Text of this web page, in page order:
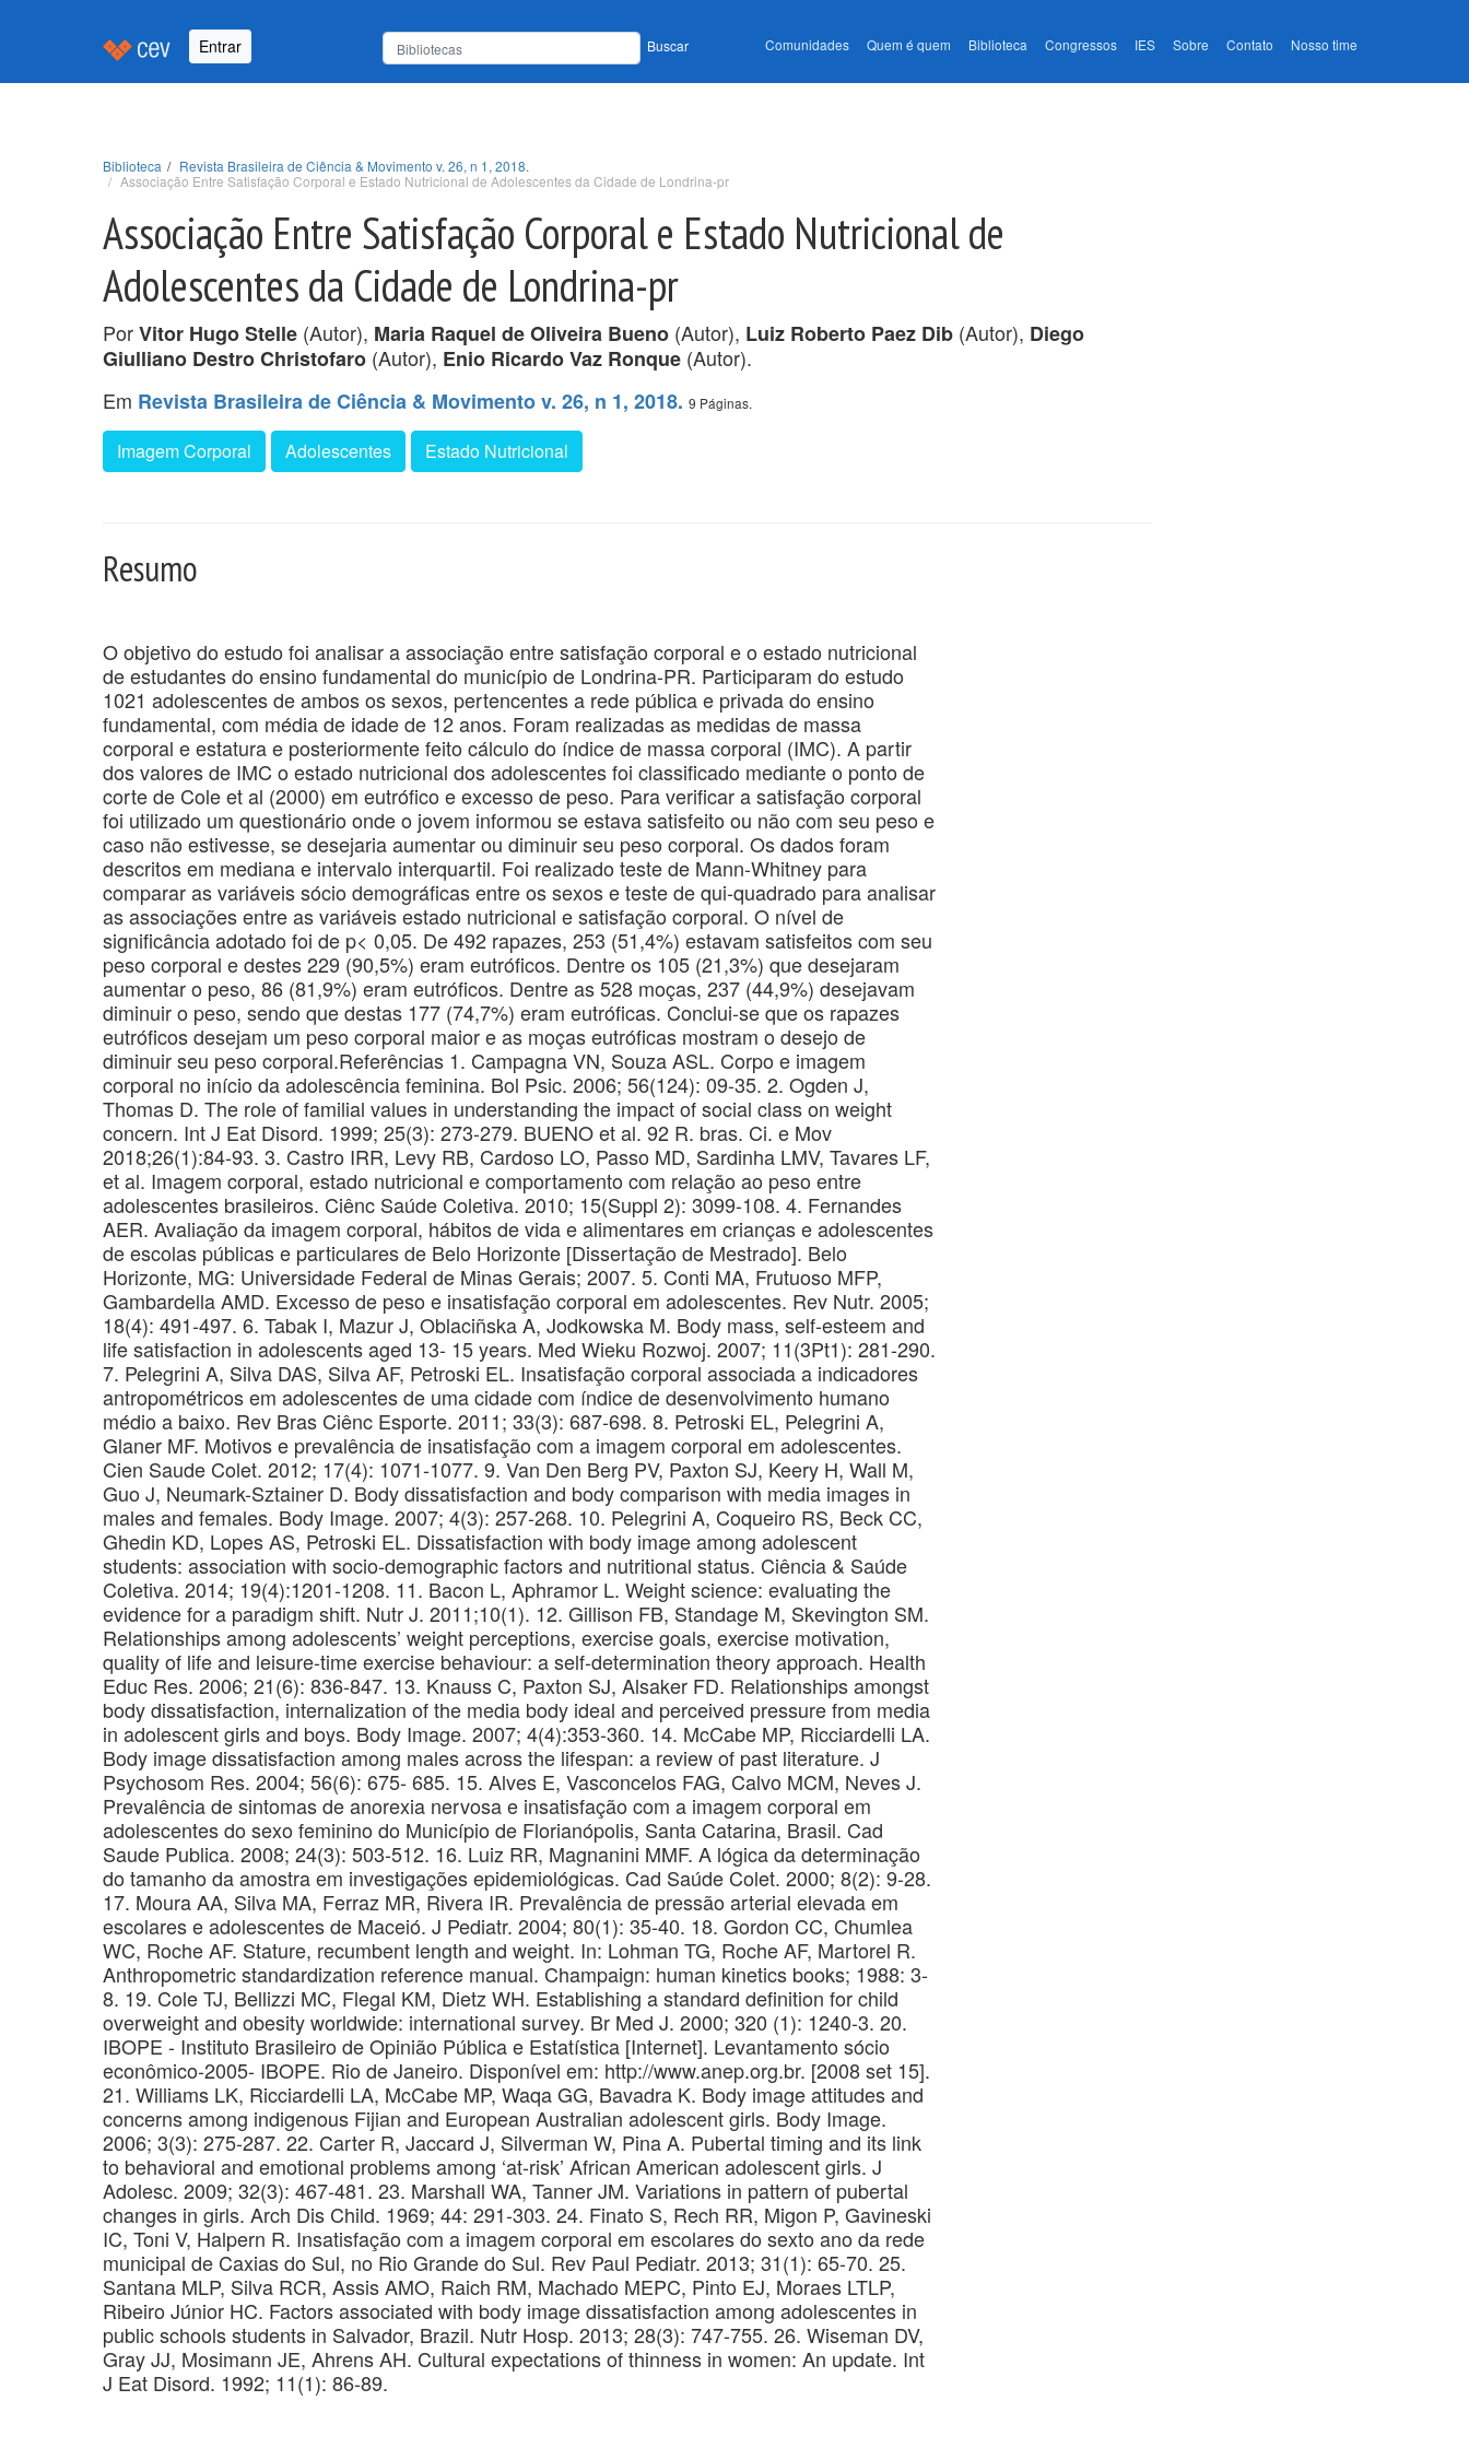
Entrar Buscar Comunidades Quem é quem Biblioteca Congressos IES Sobre Contato Nosso time
Biblioteca
Revista Brasileira de Ciência & Movimento v. 26, n 1, 2018.
Associação Entre Satisfação Corporal e Estado Nutricional de Adolescentes da Cidade de Londrina-pr
Associação Entre Satisfação Corporal e Estado Nutricional de
Adolescentes da Cidade de Londrina-pr
PorVitor Hugo Stelle (Autor), Maria Raquel de Oliveira Bueno (Autor), Luiz Roberto Paez Dib (Autor), Diego
Giulliano Destro Christofaro (Autor), Enio Ricardo Vaz Ronque (Autor).
Em Revista Brasileira de Ciência & Movimento v. 26, n 1, 2018. 9 Páginas.
Imagem Corporal Adolescentes Estado Nutricional
Resumo
O objetivo do estudo foi analisar a associação entre satisfação corporal e o estado nutricional
de estudantes do ensino fundamental do município de Londrina-PR. Participaram do estudo
1021 adolescentes de ambos os sexos, pertencentes a rede pública e privada do ensino
fundamental, com média de idade de 12 anos. Foram realizadas as medidas de massa
corporal e estatura e posteriormente feito cálculo do índice de massa corporal (IMC). A partir
dos valores de IMC o estado nutricional dos adolescentes foi classificado mediante o ponto de
corte de Cole et al (2000) em eutrófico e excesso de peso. Para verificar a satisfação corporal
foi utilizado um questionário onde o jovem informou se estava satisfeito ou não com seu peso e
caso não estivesse, se desejaria aumentar ou diminuir seu peso corporal. Os dados foram
descritos em mediana e intervalo interquartil. Foi realizado teste de Mann-Whitney para
comparar as variáveis sócio demográficas entre os sexos e teste de qui-quadrado para analisar
as associações entre as variáveis estado nutricional e satisfação corporal. O nível de
significância adotado foi de p< 0,05. De 492 rapazes, 253 (51,4%) estavam satisfeitos com seu
peso corporal e destes 229 (90,5%) eram eutróficos. Dentre os 105 (21,3%) que desejaram
aumentar o peso, 86 (81,9%) eram eutróficos. Dentre as 528 moças, 237 (44,9%) desejavam
diminuir o peso, sendo que destas 177 (74,7%) eram eutróficas. Conclui-se que os rapazes
eutróficos desejam um peso corporal maior e as moças eutróficas mostram o desejo de
diminuir seu peso corporal.Referências 1. Campagna VN, Souza ASL. Corpo e imagem
corporal no início da adolescência feminina. Bol Psic. 2006; 56(124): 09-35. 2. Ogden J,
Thomas D. The role of familial values in understanding the impact of social class on weight
concern. Int J Eat Disord. 1999; 25(3): 273-279. BUENO et al. 92 R. bras. Ci. e Mov
2018;26(1):84-93. 3. Castro IRR, Levy RB, Cardoso LO, Passo MD, Sardinha LMV, Tavares LF,
et al. Imagem corporal, estado nutricional e comportamento com relação ao peso entre
adolescentes brasileiros. Ciênc Saúde Coletiva. 2010; 15(Suppl 2): 3099-108. 4. Fernandes
AER. Avaliação da imagem corporal, hábitos de vida e alimentares em crianças e adolescentes
de escolas públicas e particulares de Belo Horizonte [Dissertação de Mestrado]. Belo
Horizonte, MG: Universidade Federal de Minas Gerais; 2007. 5. Conti MA, Frutuoso MFP,
Gambardella AMD. Excesso de peso e insatisfação corporal em adolescentes. Rev Nutr. 2005;
18(4): 491-497. 6. Tabak I, Mazur J, Oblaciñska A, Jodkowska M. Body mass, self-esteem and
life satisfaction in adolescents aged 13- 15 years. Med Wieku Rozwoj. 2007; 11(3Pt1): 281-290.
7. Pelegrini A, Silva DAS, Silva AF, Petroski EL. Insatisfação corporal associada a indicadores
antropométricos em adolescentes de uma cidade com índice de desenvolvimento humano
médio a baixo. Rev Bras Ciênc Esporte. 2011; 33(3): 687-698. 8. Petroski EL, Pelegrini A,
Glaner MF. Motivos e prevalência de insatisfação com a imagem corporal em adolescentes.
Cien Saude Colet. 2012; 17(4): 1071-1077. 9. Van Den Berg PV, Paxton SJ, Keery H, Wall M,
Guo J, Neumark-Sztainer D. Body dissatisfaction and body comparison with media images in
males and females. Body Image. 2007; 4(3): 257-268. 10. Pelegrini A, Coqueiro RS, Beck CC,
Ghedin KD, Lopes AS, Petroski EL. Dissatisfaction with body image among adolescent
students: association with socio-demographic factors and nutritional status. Ciência & Saúde
Coletiva. 2014; 19(4):1201-1208. 11. Bacon L, Aphramor L. Weight science: evaluating the
evidence for a paradigm shift. Nutr J. 2011;10(1). 12. Gillison FB, Standage M, Skevington SM.
Relationships among adolescents’ weight perceptions, exercise goals, exercise motivation,
quality of life and leisure-time exercise behaviour: a self-determination theory approach. Health
Educ Res. 2006; 21(6): 836-847. 13. Knauss C, Paxton SJ, Alsaker FD. Relationships amongst
body dissatisfaction, internalization of the media body ideal and perceived pressure from media
in adolescent girls and boys. Body Image. 2007; 4(4):353-360. 14. McCabe MP, Ricciardelli LA.
Body image dissatisfaction among males across the lifespan: a review of past literature. J
Psychosom Res. 2004; 56(6): 675- 685. 15. Alves E, Vasconcelos FAG, Calvo MCM, Neves J.
Prevalência de sintomas de anorexia nervosa e insatisfação com a imagem corporal em
adolescentes do sexo feminino do Município de Florianópolis, Santa Catarina, Brasil. Cad
Saude Publica. 2008; 24(3): 503-512. 16. Luiz RR, Magnanini MMF. A lógica da determinação
do tamanho da amostra em investigações epidemiológicas. Cad Saúde Colet. 2000; 8(2): 9-28.
17. Moura AA, Silva MA, Ferraz MR, Rivera IR. Prevalência de pressão arterial elevada em
escolares e adolescentes de Maceió. J Pediatr. 2004; 80(1): 35-40. 18. Gordon CC, Chumlea
WC, Roche AF. Stature, recumbent length and weight. In: Lohman TG, Roche AF, Martorel R.
Anthropometric standardization reference manual. Champaign: human kinetics books; 1988: 3-
8. 19. Cole TJ, Bellizzi MC, Flegal KM, Dietz WH. Establishing a standard definition for child
overweight and obesity worldwide: international survey. Br Med J. 2000; 320 (1): 1240-3. 20.
IBOPE - Instituto Brasileiro de Opinião Pública e Estatística [Internet]. Levantamento sócio
econômico-2005- IBOPE. Rio de Janeiro. Disponível em: http://www.anep.org.br. [2008 set 15].
21. Williams LK, Ricciardelli LA, McCabe MP, Waqa GG, Bavadra K. Body image attitudes and
concerns among indigenous Fijian and European Australian adolescent girls. Body Image.
2006; 3(3): 275-287. 22. Carter R, Jaccard J, Silverman W, Pina A. Pubertal timing and its link
to behavioral and emotional problems among ‘at-risk’ African American adolescent girls. J
Adolesc. 2009; 32(3): 467-481. 23. Marshall WA, Tanner JM. Variations in pattern of pubertal
changes in girls. Arch Dis Child. 1969; 44: 291-303. 24. Finato S, Rech RR, Migon P, Gavineski
IC, Toni V, Halpern R. Insatisfação com a imagem corporal em escolares do sexto ano da rede
municipal de Caxias do Sul, no Rio Grande do Sul. Rev Paul Pediatr. 2013; 31(1): 65-70. 25.
Santana MLP, Silva RCR, Assis AMO, Raich RM, Machado MEPC, Pinto EJ, Moraes LTLP,
Ribeiro Júnior HC. Factors associated with body image dissatisfaction among adolescentes in
public schools students in Salvador, Brazil. Nutr Hosp. 2013; 28(3): 747-755. 26. Wiseman DV,
Gray JJ, Mosimann JE, Ahrens AH. Cultural expectations of thinness in women: An update. Int
J Eat Disord. 1992; 11(1): 86-89.